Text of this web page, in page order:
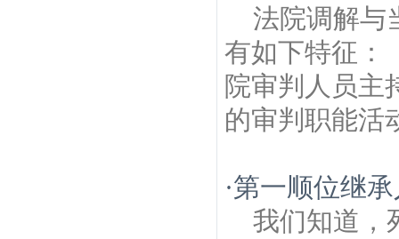
法院调解与
有如下特征
院审判人员主
的审判职能活
·第一顺位继
我们知道，